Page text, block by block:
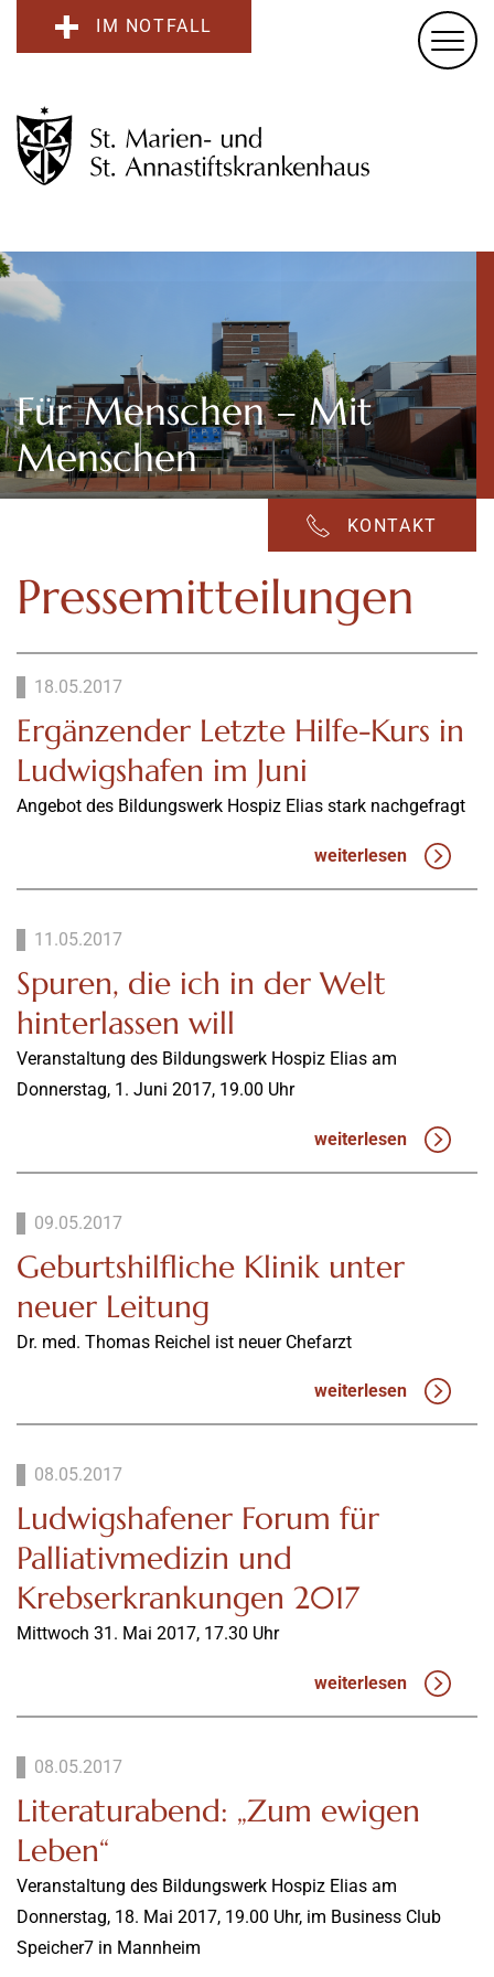
IM NOTFALL
Für Menschen – Mit
Menschen
KONTAKT
Pressemitteilungen
18.05.2017
Ergänzender Letzte Hilfe-Kurs in
Ludwigshafen im Juni
Angebot des Bildungswerk Hospiz Elias stark nachgefragt
weiterlesen
11.05.2017
Spuren, die ich in der Welt
hinterlassen will
Veranstaltung des Bildungswerk Hospiz Elias am
Donnerstag, 1. Juni 2017, 19.00 Uhr
weiterlesen
09.05.2017
Geburtshilfliche Klinik unter
neuer Leitung
Dr. med. Thomas Reichel ist neuer Chefarzt
weiterlesen
08.05.2017
Ludwigshafener Forum für
Palliativmedizin und
Krebserkrankungen 2017
Mittwoch 31. Mai 2017, 17.30 Uhr
weiterlesen
08.05.2017
Literaturabend: „Zum ewigen
Leben“
Veranstaltung des Bildungswerk Hospiz Elias am
Donnerstag, 18. Mai 2017, 19.00 Uhr, im Business Club
Speicher7 in Mannheim